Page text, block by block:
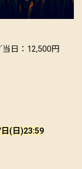
日：12,500円
(日)23:59